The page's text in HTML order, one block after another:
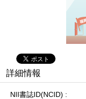
詳細情報
NII書誌ID(NCID)